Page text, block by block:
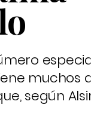
muchos
según